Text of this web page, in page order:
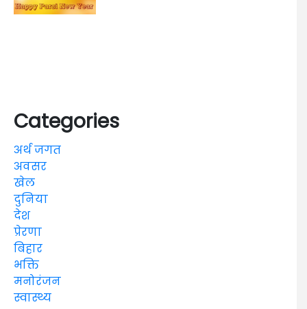
Categories
अर्थ जगत
अवसर
खेल
दुनिया
देश
प्रेरणा
बिहार
भक्ति
मनोरंजन
स्वास्थ्य